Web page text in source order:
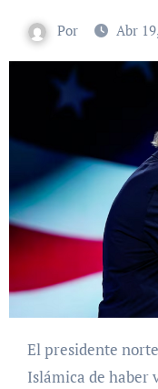
Por Abr
El presidente norteamericano acusó a la República
Islámica de haber